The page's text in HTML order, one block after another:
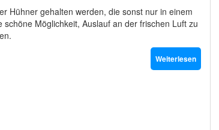
Hühner gehalten werden, die sonst nur in einem
Möglichkeit, Auslauf an der frischen Luft zu
Weiterlesen